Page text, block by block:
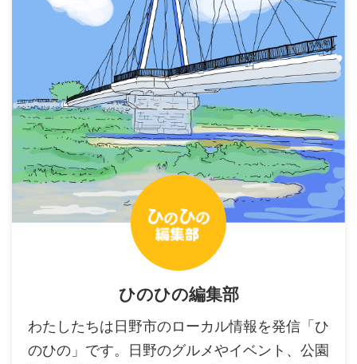
ひのひの編集部
わたしたちは日野市のローカル情報を発信「ひ
のひの」です。日野のグルメやイベント、公園